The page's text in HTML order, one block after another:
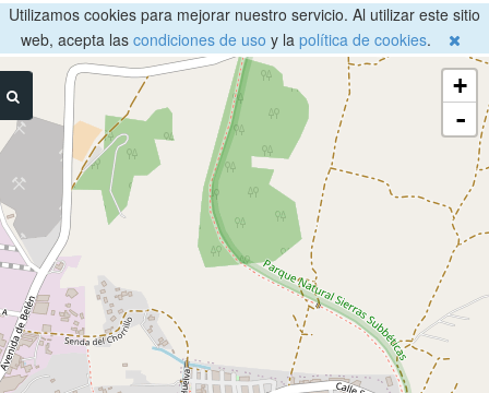
Utilizamos cookies para mejorar nuestro servicio. Al utilizar este sitio
web, acepta las condiciones de uso y la política de cookies.
+
-